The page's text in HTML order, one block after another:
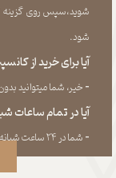
شوید،سپس روی گزینه
‏شود.​​​​​​​
آیا برای خرید از
​​​​​​​- خیر، شما میتوانید
آیا در تمام ساعات
​​​​​​​​​​​​​​- شما در ۲۴ ساعت شبانه روز و ۷ روز هفته می‌‏توانید سفارش خود را ثبت کنید.